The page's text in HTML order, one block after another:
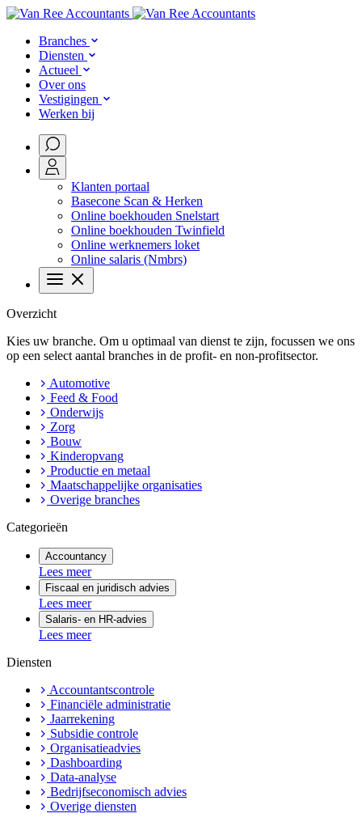
Skip to content
Branches
Diensten
Actueel
Over ons
Vestigingen
Werken bij
Klanten portaal
Basecone Scan & Herken
Online boekhouden Snelstart
Online boekhouden Twinfield
Online werknemers loket
Online salaris (Nmbrs)
Overzicht
Kies uw branche. Om u optimaal van dienst te zijn, focussen we ons
op een select aantal branches in de profit- en non-profitsector.
Automotive
Feed & Food
Onderwijs
Zorg
Bouw
Kinderopvang
Productie en metaal
Maatschappelijke organisaties
Overige branches
Categorieën
Accountancy
Lees meer
Fiscaal en juridisch advies
Lees meer
Salaris- en HR-advies
Lees meer
Diensten
Accountantscontrole
Financiële administratie
Jaarrekening
Subsidie controle
Organisatieadvies
Dashboarding
Data-analyse
Bedrijfseconomisch advies
Overige diensten